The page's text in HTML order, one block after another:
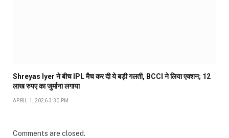
Shreyas Iyer ने बीच IPL मैच कर दी ये बड़ी गलती, BCCI ने लिया एक्शन; 12
लाख रुपए का जुर्माना लगाया
APRIL 1, 2026 3:30 PM
Comments are closed.